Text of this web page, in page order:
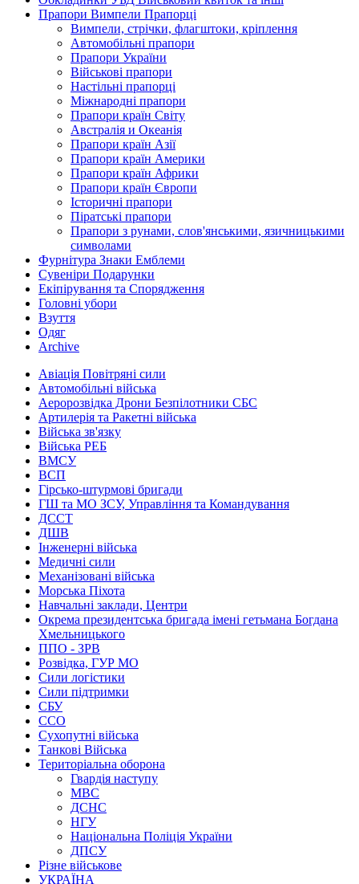
Прапори Вимпели Прапорці
Вимпели, стрічки, флагштоки, кріплення
Автомобільні прапори
Прапори України
Військові прапори
Настільні прапорці
Міжнародні прапори
Прапори країн Світу
Австралія и Океанія
Прапори країн Азії
Прапори країн Америки
Прапори країн Африки
Прапори країн Європи
Історичні прапори
Піратські прапори
Прапори з рунами, слов'янськими, язичницькими
символами
Фурнітура Знаки Емблеми
Сувеніри Подарунки
Екіпірування та Спорядження
Головні убори
Взуття
Одяг
Archive
Авіація Повітряні сили
Автомобільні війська
Аеророзвідка Дрони Безпілотники СБС
Артилерія та Ракетні війська
Війська зв'язку
Війська РЕБ
ВМСУ
ВСП
Гірсько-штурмові бригади
ГШ та МО ЗСУ, Управління та Командування
ДССТ
ДШВ
Інженерні війська
Медичні сили
Механізовані війська
Морська Піхота
Навчальні заклади, Центри
Окрема президентська бригада імені гетьмана Богдана
Хмельницького
ППО - ЗРВ
Розвідка, ГУР МО
Сили логістики
Сили підтримки
СБУ
ССО
Сухопутні війська
Танкові Війська
Територіальна оборона
Гвардія наступу
МВС
ДСНС
НГУ
Національна Поліція України
ДПСУ
Різне військове
УКРАЇНА